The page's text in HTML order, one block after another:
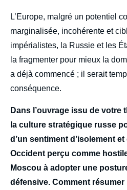
L’Europe, malgré un potentiel
marginalisée, incohérente et
impérialistes, la Russie et les
la fragmenter pour mieux la
a déjà commencé ; il serait
conséquence.
Dans l’ouvrage issu de votre
la culture stratégique russe
d’un sentiment d’isolement
Occident perçu comme
Moscou à adopter une
défensive. Comment